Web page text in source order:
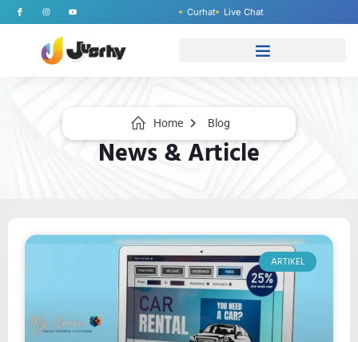
Curhat Live Chat
Home Blog
News & Article
ARTIKEL